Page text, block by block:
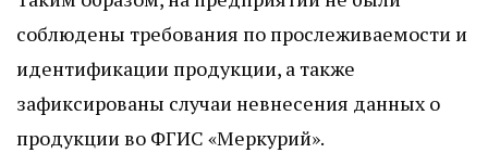
соблюдены требования по прослеживаемости и
идентификации продукции, а также
зафиксированы случаи невнесения данных о
продукции во ФГИС «Меркурий».